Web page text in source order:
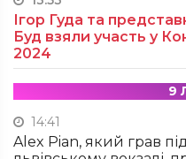
Ігор Гуда та
Буд взяли участь у
2024
9
14:41
Alex Pian, який грав